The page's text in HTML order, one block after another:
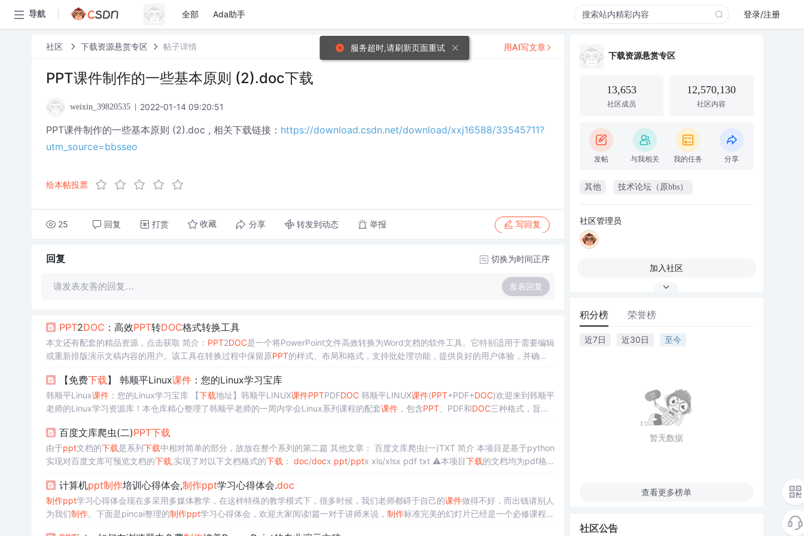
导航 全部 Ada助手 登录/注册
社区 下载资源悬赏专区 帖子详情
PPT课件制作的一些基本原则 (2).doc下载
weixin_39820535 2022-01-14 09:20:51
PPT课件制作的一些基本原则 (2).doc , 相关下载链接： https://download.csdn.net/download/xxj16588/33545711?
utm_source=bbsseo
给本帖投票
25 回复 打赏 收藏 分享 转发到动态 举报 写回复
用AI写文章
回复 切换为时间正序
请发表友善的回复… 发表回复
PPT2DOC ：高效PPT转DOC格式转换工具
本文还有配套的精品资源，点击获取 简介： PPT2DOC是一个将PowerPoint文件高效转换为Word文档的软件工具。它特别适用于需要编辑
或重新排版演示文稿内容的用户。该工具在转换过程中保留原PPT的样式、布局和格式，支持批处理功能，提供良好的用户体验，并确保
【免费下载】 韩顺平Linux课件：您的Linux学习宝库
韩顺平Linux课件 ：您的Linux学习宝库 【下载地址】韩顺平LINUX课件PPTPDFDOC 韩顺平LINUX课件(PPT+PDF+DOC)欢迎来到韩顺平
老师的Linux学习资源库！本仓库精心整理了韩顺平老师的一周内学会Linux系列课程的配套课件，包含PPT、PDF和DOC三种格式，旨在
百度文库爬虫(二)PPT下载
由于ppt文档的下载是系列下载中相对简单的部分，故放在整个系列的第二篇 其他文章： 百度文库爬虫(一)TXT 简介 本项目是基于python
实现对百度文库可预览文档的下载,实现了对以下文档格式的下载 ： doc/docx ppt/ppt x xls/xlsx pdf txt ⚠️本项目下载的文档均为pdf格
计算机ppt制作培训心得体会,制作ppt学习心得体会.doc
制作ppt学习心得体会现在多采用多媒体教学，在这样特殊的教学模式下，很多时候，我们老师都碍于自己的课件做得不好，而出钱请别人
为我们制作。下面是pincai整理的制作ppt学习心得体会，欢迎大家阅读!篇一对于讲师来说， 制作标准完美的幻灯片已经是一个必修课程
下载资源悬赏专区
13,653
社区成员
12,570,130
社区内容
发帖 与我相关 我的任务 分享
其他 技术论坛（原bbs）
社区管理员
加入社区
积分榜 荣誉榜
近7日 近30日 至今
暂无数据
查看更多榜单
社区公告
服务超时,请刷新页面重试